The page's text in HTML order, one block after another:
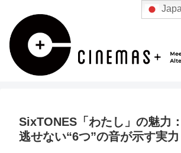
SixTONES「わたし」の魅力
逃せない“6つ”の音が示す実力